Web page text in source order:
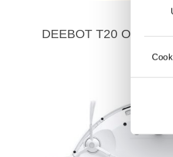
DEEBOT T20 OMNI